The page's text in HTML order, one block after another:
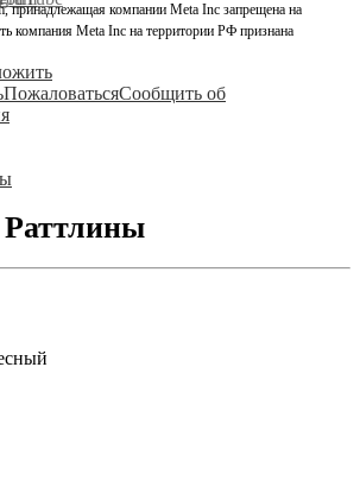
принадлежащая компании Meta Inc запрещена на
компания Meta Inc на территории РФ признана
ПожаловатьсяСообщить об